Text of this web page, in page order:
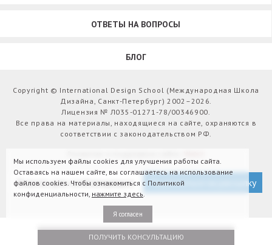
ОТВЕТЫ НА ВОПРОСЫ
БЛОГ
Copyright © International Design School (Международная Школа
Дизайна, Санкт-Петербург) 2002–2026.
Лицензия № Л035-01271-78/00346900.
Все права на материалы, находящиеся на сайте, охраняются в
соответствии с законодательством РФ.
Версия для слабовидящих Подписаться на рассылку
ПОЛУЧИТЬ КОНСУЛЬТАЦИЮ
Мы используем файлы cookies для улучшения работы сайта.
Оставаясь на нашем сайте, вы соглашаетесь на использование
файлов cookies. Чтобы ознакомиться с Политикой
конфиденциальности, нажмите здесь.
Я согласен